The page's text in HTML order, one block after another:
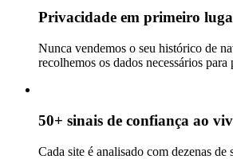
Privacidade em primeiro
Nunca vendemos o seu histórico de
recolhemos os dados necessários
50+ sinais de confiança ao
Cada site é analisado com dezenas de